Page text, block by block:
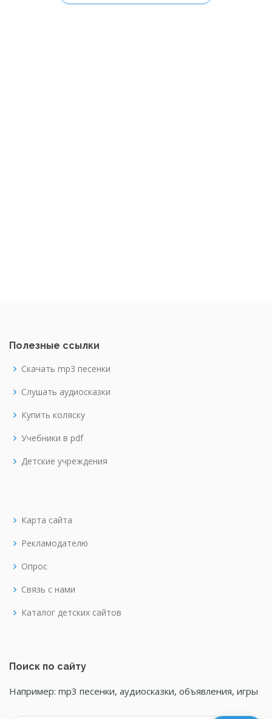
Полезные ссылки
Скачать mp3 песенки
Слушать аудиосказки
Купить коляску
Учебники в pdf
Детские учреждения
Карта сайта
Рекламодателю
Опрос
Связь с нами
Каталог детских сайтов
Поиск по сайту
Например: mp3 песенки, аудиосказки, объявления, игры